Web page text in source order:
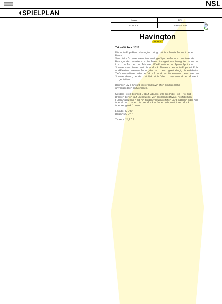
NSL
SPIELPLAN
Konzert KFK
01.04.2026 Mittwoch 20:00
Havington
TICKETS
Take-Off Tour 2026
Die Indie-Pop-Band Havington bringt mit ihrer Musik Sonne in jeden
Raum.
Verspielte Gitarrenmelodien, analoge Synthie-Sounds, pulsierende
Beats, und charakteristische Zweistimmigkeit machen gute Laune und
Lust zum Tanzen und Träumen. Wie Eiswürfel und Aperol Spritz im
Sommer verschmelzen in ihrer Musik Elemente des Indie-Pops mit Folk
und Elektro zu einem Sound, der nach Leichtigkeit klingt, ohne dabei an
Tiefe zu verlieren – der perfekte Soundtrack für einen unbeschwerten
Sommerabend, der dazu einlädt, sich fallen zu lassen und den Moment
zu genießen.
Bei ihren Live-Shows kreieren Havington genau solche
unvergesslichen Momente.
Mit dem Release ihres Debüt-Albums war das Indie-Pop-Trio aus
Bremen schon gut unterwegs: von großen Festivals, hektischen
Fußgängerzonen bis hin zu den verwinkeltsten Bars in Berlin oder Kiel –
überall dort haben die drei Musiker*innen schon mit ihrer Musik
überzeugen können.
Einlass: 19 Uhr
Beginn: 20 Uhr
Tickets: 24,90 €